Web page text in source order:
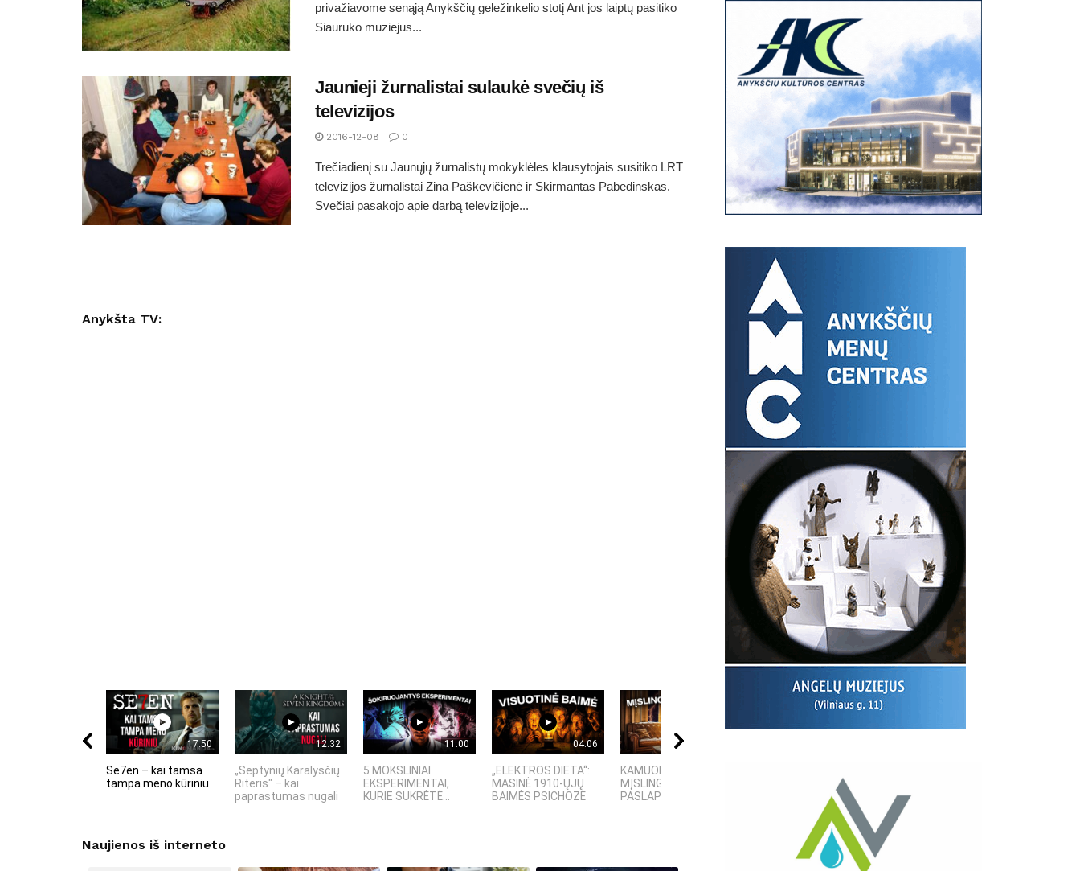
privažiavome senąją Anykščių geležinkelio stotį Ant jos laiptų pasitiko
Siauruko muziejus...
Jaunieji žurnalistai sulaukė svečių iš
televizijos
2016-12-08 0
Trečiadienį su Jaunųjų žurnalistų mokyklėles klausytojais susitiko LRT
televizijos žurnalistai Zina Paškevičienė ir Skirmantas Pabedinskas.
Svečiai pasakojo apie darbą televizijoje...
Anykšta TV:
17:50
Se7en – kai tamsa
tampa meno kūriniu
12:32
„Septynių Karalysčių
Riteris" – kai
paprastumas nugali
11:00
5 MOKSLINIAI
EKSPERIMENTAI,
KURIE SUKRĖTĖ...
04:06
„ELEKTROS DIETA“:
MASINĖ 1910-ŲJŲ
BAIMĖS PSICHOZĖ
KAMUOLINIS ŽAIBAS:
MĮSLINGA GAMTOS
PASLAPTIS
tėviškė
Naujienos iš interneto